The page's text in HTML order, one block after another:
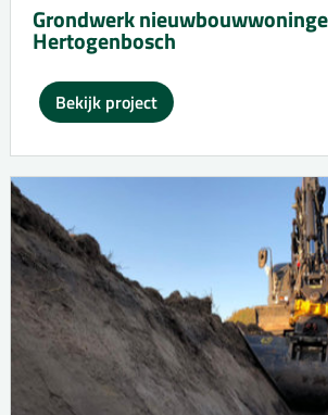
Bekijk project
Grondwerk
Hertogenbosch